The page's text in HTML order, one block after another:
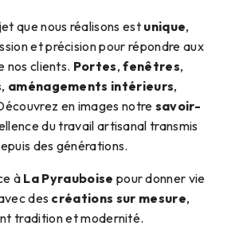
que nous réalisons est unique,
et précision pour répondre aux
nos clients. Portes,fenêtres,
, aménagements intérieurs,
en images notre savoir-
du travail artisanal transmis
des générations.
à La Pyrauboise pour donner vie
des créations sur mesure,
tradition et modernité.